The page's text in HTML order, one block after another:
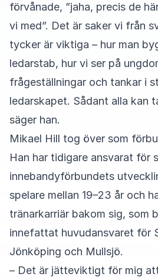
förvånade, ”jaha, precis de
vi med”. Det är saker vi från
tycker är viktiga – hur man
ledarstab, hur vi ser på
frågeställningar och tankar i
ledarskapet. Sådant alla kan
säger han.
Mikael Hill tog över som
Han har tidigare ansvarat för
innebandyförbundets
spelare mellan 19–23 år och
tränarkarriär bakom sig, som
innefattat huvudansvaret för
Jönköping och Mullsjö.
– Det är jätteviktigt för mig